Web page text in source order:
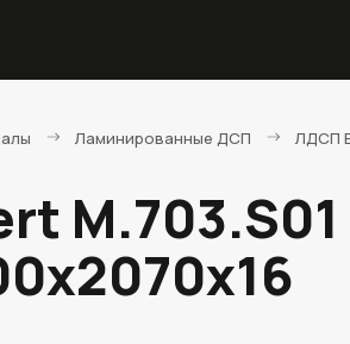
Ламинированные ДСП ЛДСП